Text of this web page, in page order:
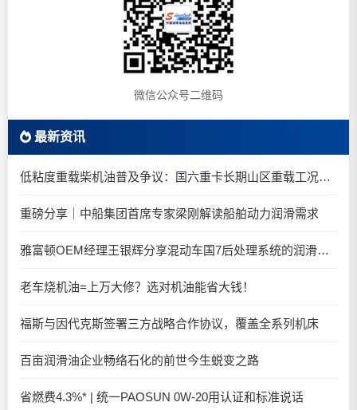
微信公众号二维码
最新资讯
低粘度重载柴机油普及争议：国六重卡长期山区重载工况是否适合0W-20柴油机油？
重磅分享｜中船集团首席专家梁刚解读船舶动力润滑需求
雅富顿OEM经理王银辉分享混动车国7后处理系统的润滑油要求
老车烧机油=上万大修？选对机油能省大钱！
福斯与因代克斯签署三方战略合作协议，覆盖全系列机床
百亩润滑油企业畅络石化的前世今生蜕变之路
省燃费4.3%* | 统一PAOSUN 0W-20用认证和标准说话